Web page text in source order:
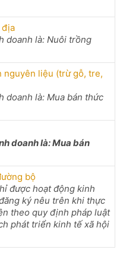
địa
doanh là: Nuôi trồng
nguyên liệu (trừ gỗ, tre,
doanh là: Mua bán thức
doanh là: Mua bán
bộ
được hoạt động kinh
ký nêu trên khi thực
theo quy định pháp luật
phát triển kinh tế xã hội